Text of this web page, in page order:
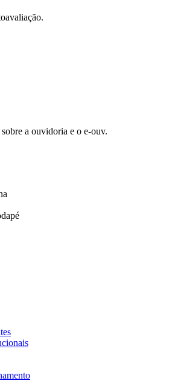
a ouvidoria e o e-ouv.